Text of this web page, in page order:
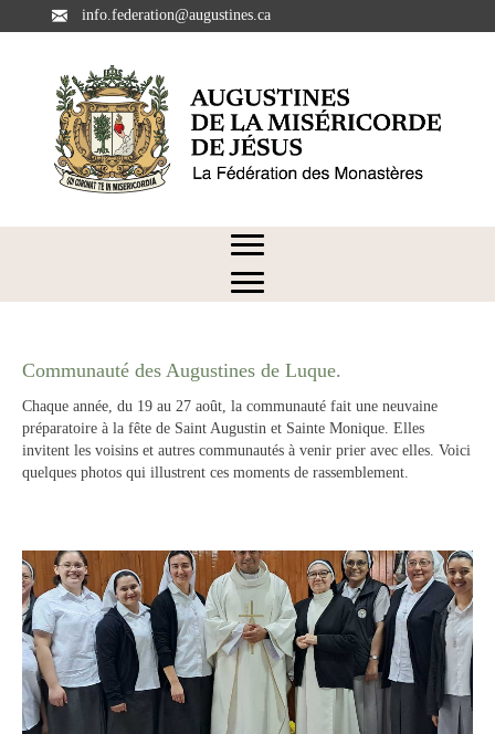
info.federation@augustines.ca
Communauté des Augustines de Luque.
Chaque année, du 19 au 27 août, la communauté fait une neuvaine
préparatoire à la fête de Saint Augustin et Sainte Monique. Elles
invitent les voisins et autres communautés à venir prier avec elles. Voici
quelques photos qui illustrent ces moments de rassemblement.